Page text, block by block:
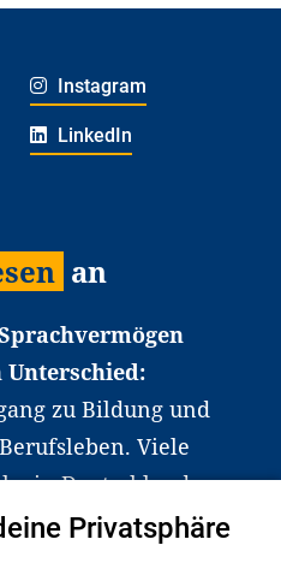
Instagram
LinkedIn
an
zu Bildung und
Viele
in Deutschland
dabei.
Privatsphäre